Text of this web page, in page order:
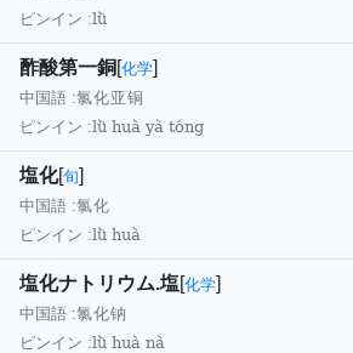
ピンイン :lǜ
酢酸第一銅 [化学]
中国語 :氯化亚铜
ピンイン :lǜ huà yà tóng
塩化[旬]
中国語 :氯化
ピンイン :lǜ huà
塩化ナトリウム.塩[化学]
中国語 :氯化钠
ピンイン :lǜ huà nà